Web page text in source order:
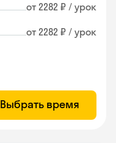
от 2282 ₽ / урок
от 2282 ₽ / урок
Выбрать время